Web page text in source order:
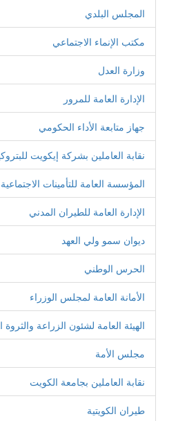
المجلس البلدي
مكتب الإنماء الاجتماعي
وزارة العدل
الإدارة العامة للمرور
جهاز متابعة الأداء الحكومي
نقابة العاملين بشركة إيكويت
المؤسسة العامة للتأمينات الاجتماعية
الإدارة العامة للطيران المدني
ديوان سمو ولي العهد
الحرس الوطني
الأمانة العامة لمجلس الوزراء
الهيئة العامة لشئون الزراعة
مجلس الأمة
نقابة العاملين بجامعة الكويت
طيران الكويتية